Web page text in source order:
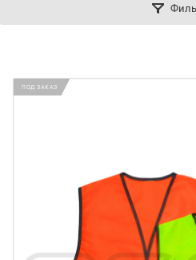
ПОД ЗАКАЗ